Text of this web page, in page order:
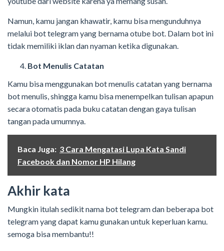
Namun, kamu jangan khawatir, kamu bisa mengunduhnya
melalui bot telegram yang bernama otube bot. Dalam bot ini
tidak memiliki iklan dan nyaman ketika digunakan.
Bot Menulis Catatan
Kamu bisa menggunakan bot menulis catatan yang bernama
bot menulis, shingga kamu bisa menempelkan tulisan apapun
secara otomatis pada buku catatan dengan gaya tulisan
tangan pada umumnya.
Baca Juga: 3 Cara Mengatasi Lupa Kata Sandi
Facebook dan Nomor HP Hilang
Akhir kata
Mungkin itulah sedikit nama bot telegram dan beberapa bot
telegram yang dapat kamu gunakan untuk keperluan kamu.
semoga bisa membantu!!